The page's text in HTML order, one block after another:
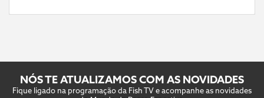
NÓS TE ATUALIZAMOS COM AS NOVIDADES
Fique ligado na programação da Fish TV e acompanhe as novidades